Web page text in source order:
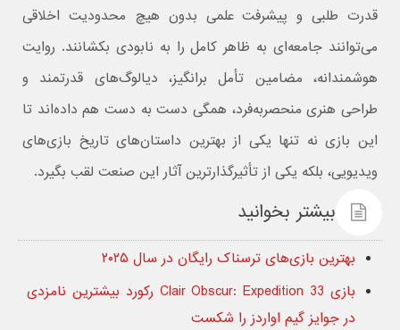
قدرت‌ طلبی و پیشرفت علمی بدون هیچ محدودیت اخلاقی
می‌توانند جامعه‌ای به ظاهر کامل را به نابودی بکشانند. روایت
هوشمندانه، مضامین تأمل‌ برانگیز، دیالوگ‌های قدرتمند و
طراحی هنری منحصربه‌فرد، همگی دست به دست هم داده‌اند تا
این بازی نه‌ تنها یکی از بهترین داستان‌های تاریخ بازی‌های
ویدیویی، بلکه یکی از تأثیرگذارترین آثار این صنعت لقب بگیرد.
بیشتر بخوانید
بهترین بازی‌های ترسناک رایگان در سال ۲۰۲۵
بازی Clair Obscur: Expedition 33 رکورد بیشترین نامزدی
در جوایز گیم اواردز را شکست